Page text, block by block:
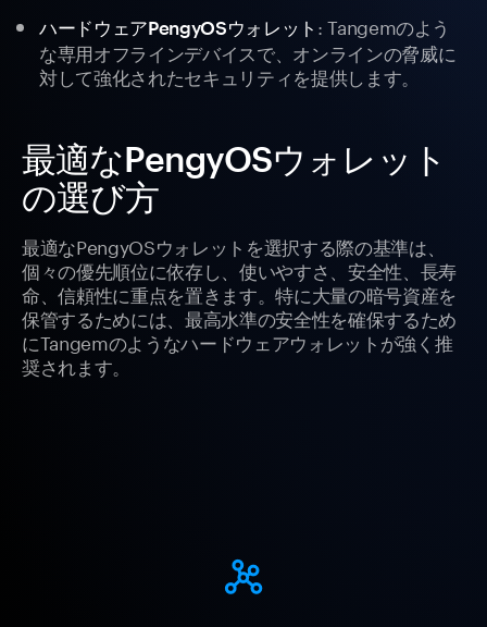
ハードウェアPengyOSウォレット : Tangemのよう
な専用オフラインデバイスで、オンラインの脅威に
対して強化されたセキュリティを提供します。
最適なPengyOSウォレット
の選び方
最適なPengyOSウォレットを選択する際の基準は、
個々の優先順位に依存し、使いやすさ、安全性、長寿
命、信頼性に重点を置きます。特に大量の暗号資産を
保管するためには、最高水準の安全性を確保するため
にTangemのようなハードウェアウォレットが強く推
奨されます。